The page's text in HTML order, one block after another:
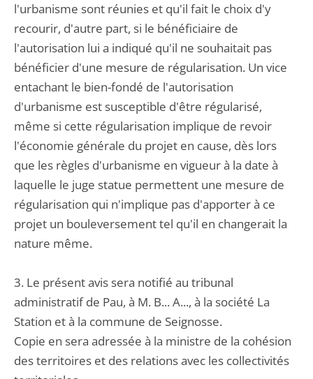
l'urbanisme sont réunies et qu'il fait le choix d'y
recourir, d'autre part, si le bénéficiaire de
l'autorisation lui a indiqué qu'il ne souhaitait pas
bénéficier d'une mesure de régularisation. Un vice
entachant le bien-fondé de l'autorisation
d'urbanisme est susceptible d'être régularisé,
même si cette régularisation implique de revoir
l'économie générale du projet en cause, dès lors
que les règles d'urbanisme en vigueur à la date à
laquelle le juge statue permettent une mesure de
régularisation qui n'implique pas d'apporter à ce
projet un bouleversement tel qu'il en changerait la
nature même.
3. Le présent avis sera notifié au tribunal
administratif de Pau, à M. B... A..., à la société La
Station et à la commune de Seignosse.
Copie en sera adressée à la ministre de la cohésion
des territoires et des relations avec les collectivités